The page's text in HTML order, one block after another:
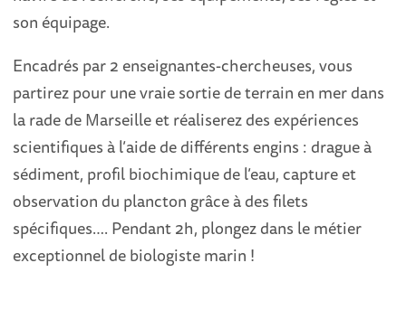
son équipage.
Encadrés par 2 enseignantes-chercheuses, vous
partirez pour une vraie sortie de terrain en mer dans
la rade de Marseille et réaliserez des expériences
scientifiques à l’aide de différents engins : drague à
sédiment, profil biochimique de l’eau, capture et
observation du plancton grâce à des filets
spécifiques…. Pendant 2h, plongez dans le métier
exceptionnel de biologiste marin !